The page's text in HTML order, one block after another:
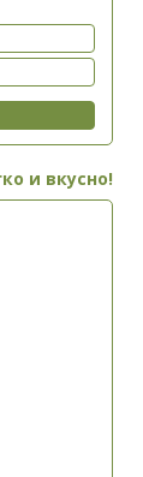
и вкусно!